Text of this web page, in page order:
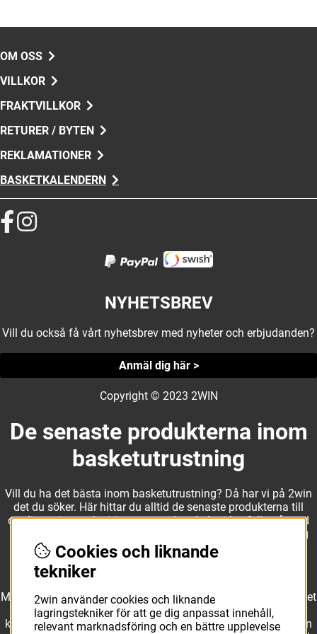
OM OSS
VILLKOR
FRAKTVILLKOR
RETURER / BYTEN
REKLAMATIONER
BASKETKALENDERN
NYHETSBREV
Vill du också få vårt nyhetsbrev med nyheter och erbjudanden?
Anmäl dig här >
Copyright © 2023 2WIN
De senaste produkterna inom
basketutrustning
Vill du ha det bästa inom basketutrustning? Då har vi på 2win
det du söker. Här hittar du alltid de senaste produkterna till
otroliga priser, och vi är noga med att hela tiden fylla på med
nyheter i webbshopen. Det gör oss till ett naturligt val för dig
som vill ha utrustning som överträffar alla andra märken.
Med ett av Sveriges största kläd- och skosortiment inom basket
kan vi erbjuda allt som du eller din klubb behöver. Välj ut
kvalitativa basketbollar och basketskor från välkända märken
Cookies och liknande
tekniker
2win använder cookies och liknande
lagringstekniker för att ge dig anpassat innehåll,
relevant marknadsföring och en bättre upplevelse